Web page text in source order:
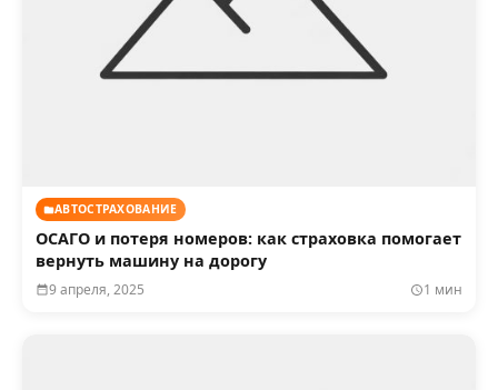
АВТОСТРАХОВАНИЕ
ОСАГО и потеря номеров: как страховка помогает
вернуть машину на дорогу
9 апреля, 2025 1 мин